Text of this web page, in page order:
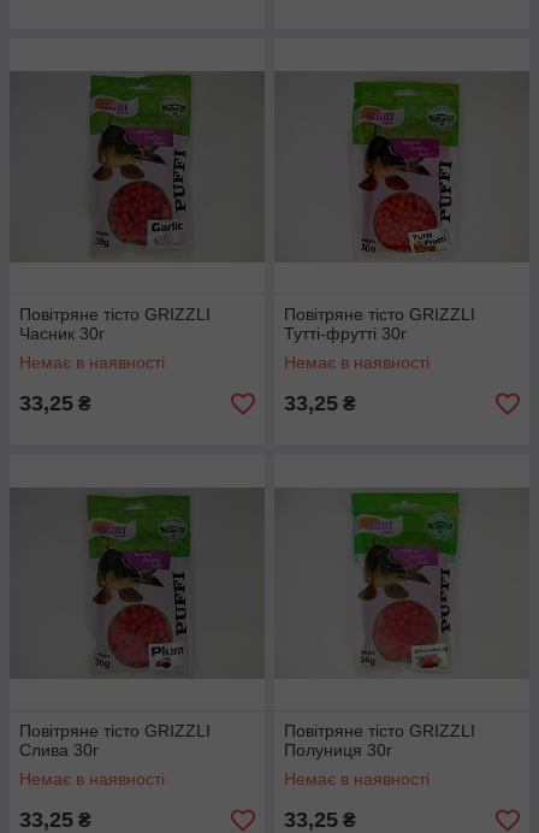
Повітряне тісто GRIZZLI
Часник 30г
Немає в наявності
33,25 ₴
Повітряне тісто GRIZZLI
Тутті-фрутті 30г
Немає в наявності
33,25 ₴
Повітряне тісто GRIZZLI
Слива 30г
Немає в наявності
33,25 ₴
Повітряне тісто GRIZZLI
Полуниця 30г
Немає в наявності
33,25 ₴